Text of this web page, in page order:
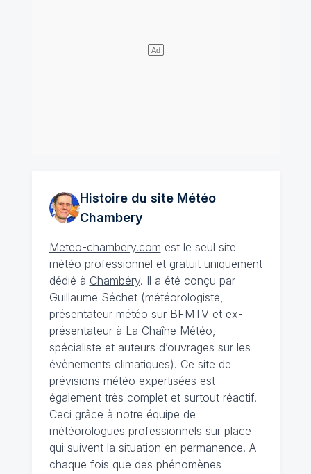
Histoire du site Météo
Chambery
Meteo-chambery.com est le seul site
météo professionnel et gratuit uniquement
dédié à Chambéry. Il a été conçu par
Guillaume Séchet (météorologiste,
présentateur météo sur BFMTV et ex-
présentateur à La Chaîne Météo,
spécialiste et auteurs d’ouvrages sur les
évènements climatiques). Ce site de
prévisions météo expertisées est
également très complet et surtout réactif.
Ceci grâce à notre équipe de
météorologues professionnels sur place
qui suivent la situation en permanence. A
chaque fois que des phénomènes